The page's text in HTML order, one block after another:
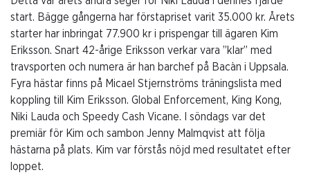
start. Bägge gångerna har förstapriset varit 35.000 kr. Årets
starter har inbringat 77.900 kr i prispengar till ägaren Kim
Eriksson. Snart 42-årige Eriksson verkar vara ”klar” med
travsporten och numera är han barchef på Bacàn i Uppsala.
Fyra hästar finns på Micael Stjernströms träningslista med
koppling till Kim Eriksson. Global Enforcement, King Kong,
Niki Lauda och Speedy Cash Vicane. I söndags var det
premiär för Kim och sambon Jenny Malmqvist att följa
hästarna på plats. Kim var förstås nöjd med resultatet efter
loppet.